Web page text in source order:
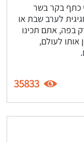
כתף בקר בשר
חגיגית לערב שבת או
בפה, אתם תכינו
אותו לעולם,
35833